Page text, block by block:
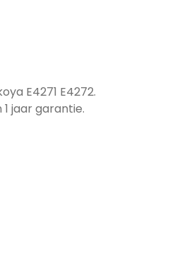
E4271 E4272.
jaar garantie.